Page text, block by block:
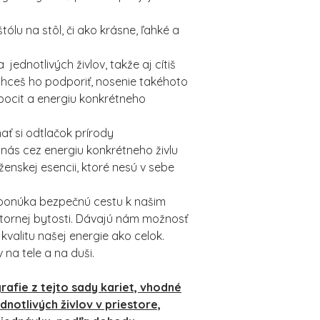
na stôl, či ako krásne, ľahké a
jednotlivých živlov, takže aj cítiš
ho podporiť, nosenie takéhoto
a energiu konkrétneho
si odtlačok prírody
cez energiu konkrétneho živlu
esencii, ktoré nesú v sebe
bezpečnú cestu k našim
bytosti. Dávajú nám možnosť
našej energie ako celok.
tele a na duši.
z tejto sady kariet, vhodné
živlov v priestore,